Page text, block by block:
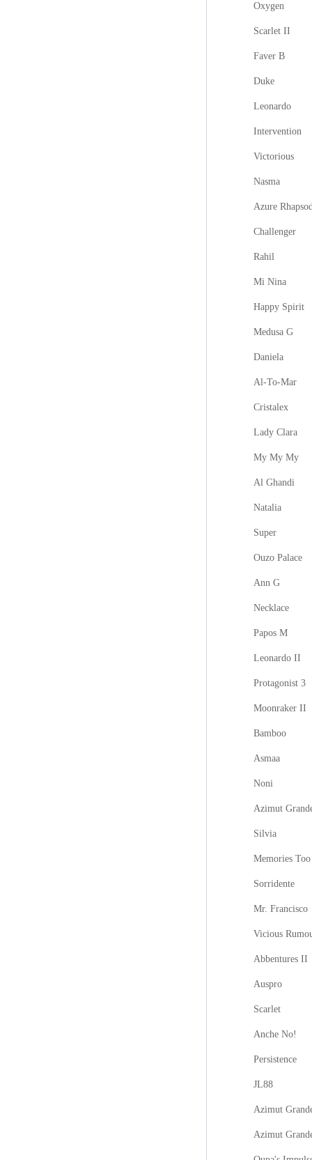
Oxygen
Scarlet II
Faver B
Duke
Leonardo
Intervention
Victorious
Nasma
Azure
Challenger
Rahil
Mi Nina
Happy Spirit
Medusa G
Daniela
Al-To-Mar
Cristalex
Lady Clara
My My My
Al Ghandi
Natalia
Super
Ouzo Palace
Ann G
Necklace
Papos M
Leonardo II
Protagonist 3
Moonraker II
Bamboo
Asmaa
Noni
Azimut
Silvia
Memories Too
Sorridente
Mr. Francisco
Vicious
Abbentures II
Auspro
Scarlet
Anche No!
Persistence
JL88
Azimut
Azimut